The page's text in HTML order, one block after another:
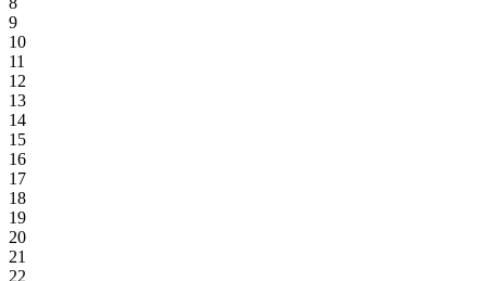
9
10
11
12
13
14
15
16
17
18
19
20
21
22